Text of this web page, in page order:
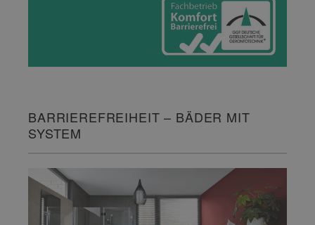
BARRIEREFREIHEIT – BÄDER MIT
SYSTEM